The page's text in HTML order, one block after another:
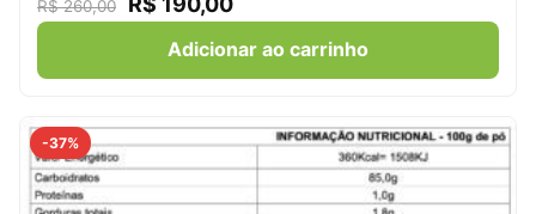
R$260,00
Adicionar ao carrinho
-37%